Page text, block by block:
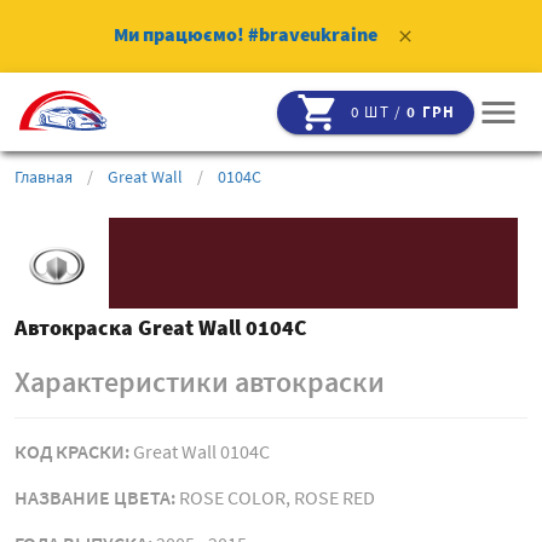
Ми працюємо! #braveukraine clear
shopping_cart 0 ШТ /0 ГРН menu
Главная / Great Wall / 0104C
Автокраска Great Wall 0104C
Характеристики автокраски
КОД КРАСКИ: Great Wall 0104C
НАЗВАНИЕ ЦВЕТА: ROSE COLOR, ROSE RED